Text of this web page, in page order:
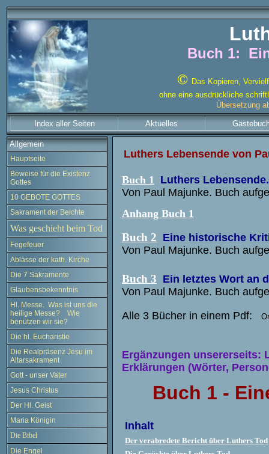
Buch 1:
© Das Kopieren,
ohne eine ausdrückliche
Übersetzung
Index aller Seiten Aktuelles
Allgemein
Hauptseite
Beweise für die Existenz
Gottes
10 GEBOTE GOTTES
Sakrament der Beichte
Was geschieht beim Tod
Fegefeuer
Ablässe der kath. Kirche
Die 7 Sakramente
Glaubensbekenntnis
Hl. Messe. Was ist uns die
heilige Messe? Wie
benützen wir sie?
Die hl. Eucharistie
Die Realpräsenz Jesu im
Altarsakrament
Gott - unser Vater
Jesus Christus
Der Hl. Geist
Maria Königin
Die Bibel
Die Engel
Luthers Lebensende von
Buch 1 Luthers
Von Paul Majunke. Buch
Anhang Buch 1
Buch 2 Eine historische
Von Paul Majunke. Buch
Buch 3 Ein letztes Wort an
Von Paul Majunke. Buch
Alle 3 Bücher in einem Pdf:
Ergänzungen unsererseits:
Erklärungen (Wörter,
Buch 1 -
Inhalt
Der verabredete Bericht über Luthers Tod